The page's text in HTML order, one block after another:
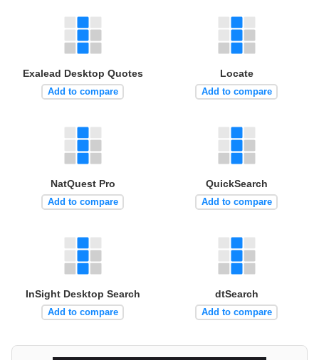
Exalead Desktop Quotes
Add to compare
Locate
Add to compare
NatQuest Pro
Add to compare
QuickSearch
Add to compare
InSight Desktop Search
Add to compare
dtSearch
Add to compare